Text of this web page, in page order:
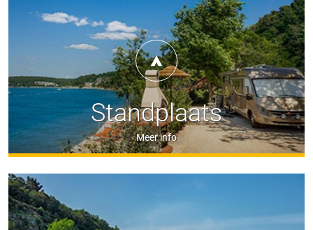
Standplaats
Meer info